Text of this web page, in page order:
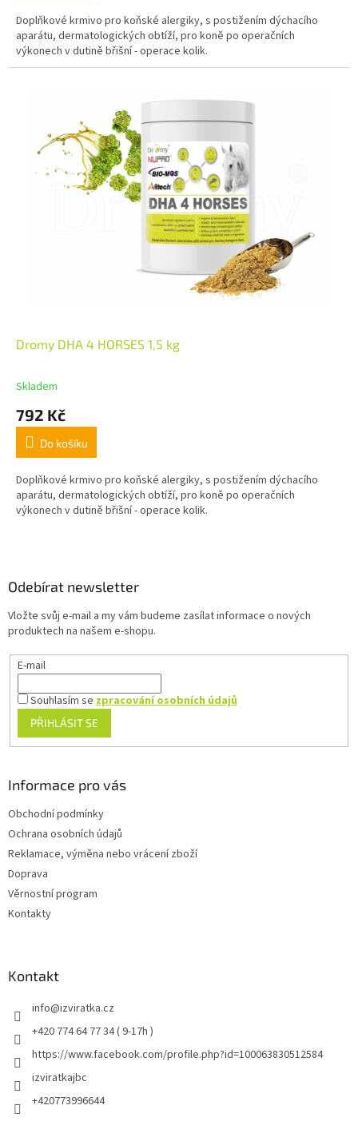
Doplňkové krmivo pro koňské alergiky, s postižením dýchacího
aparátu, dermatologických obtíží, pro koně po operačních
výkonech v dutině břišní - operace kolik.
Dromy DHA 4 HORSES 1,5 kg
Skladem
792 Kč
Do košíku
Doplňkové krmivo pro koňské alergiky, s postižením dýchacího
aparátu, dermatologických obtíží, pro koně po operačních
výkonech v dutině břišní - operace kolik.
Odebírat newsletter
Vložte svůj e-mail a my vám budeme zasílat informace o nových
produktech na našem e-shopu.
E-mail
Souhlasím sezpracování osobních údajů
PŘIHLÁSIT SE
Informace pro vás
Obchodní podmínky
Ochrana osobních údajů
Reklamace, výměna nebo vrácení zboží
Doprava
Věrnostní program
Kontakty
Kontakt
info@izviratka.cz
+420 774 64 77 34 ( 9-17h )
https://www.facebook.com/profile.php?id=100063830512584
izviratkajbc
+420773996644